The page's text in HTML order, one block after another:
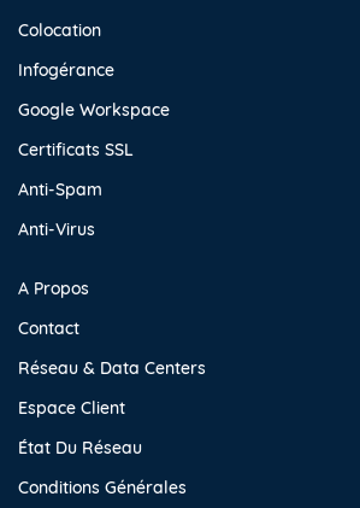
Colocation
Infogérance
Google Workspace
Certificats SSL
Anti-Spam
Anti-Virus
A Propos
Contact
Réseau & Data Centers
Espace Client
État Du Réseau
Conditions Générales